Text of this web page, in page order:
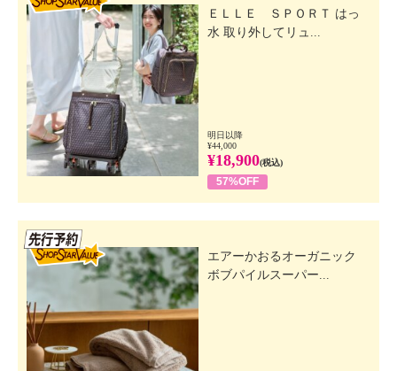
ＥＬＬＥ ＳＰＯＲＴ はっ
水 取り外してリュ...
明日以降
¥44,000
¥18,900(税込)
57%OFF
エアーかおるオーガニック
ボブパイルスーパー...